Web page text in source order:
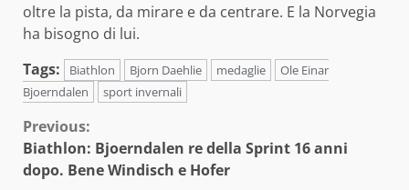
oltre la pista, da mirare e da centrare. E la Norvegia
ha bisogno di lui.
Tags:
Biathlon Bjorn Daehlie medaglie
Ole Einar
Bjoerndalen
sport invernali
Continue
Reading
Previous:
Biathlon: Bjoerndalen re della Sprint 16 anni
dopo. Bene Windisch e Hofer